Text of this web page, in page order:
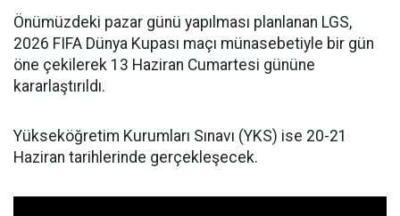
Önümüzdeki pazar günü yapılması planlanan LGS,
2026 FIFA Dünya Kupası maçı münasebetiyle bir gün
öne çekilerek 13 Haziran Cumartesi gününe
kararlaştırıldı.
Yükseköğretim Kurumları Sınavı (YKS) ise 20-21
Haziran tarihlerinde gerçekleşecek.